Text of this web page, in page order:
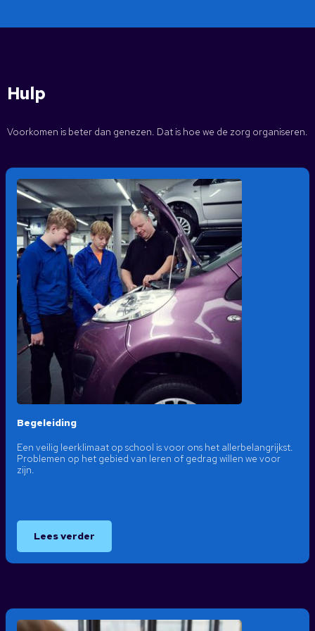
Hulp
Voorkomen is beter dan genezen. Dat is hoe we de zorg organiseren.
Begeleiding
Een veilig leerklimaat op school is voor ons het allerbelangrijkst.
Problemen op het gebied van leren of gedrag willen we voor
zijn.
Lees verder